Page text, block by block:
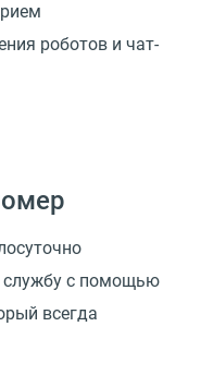
роботов и чат-
службу с помощью
всегда